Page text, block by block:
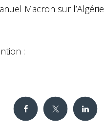
Macron sur l’Algérie
: